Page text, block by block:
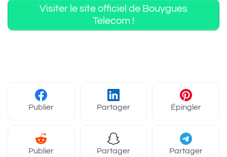
Visiter le site officiel de Bouygues
Telecom !
Publier Partager Épingler
Publier Partager Partager